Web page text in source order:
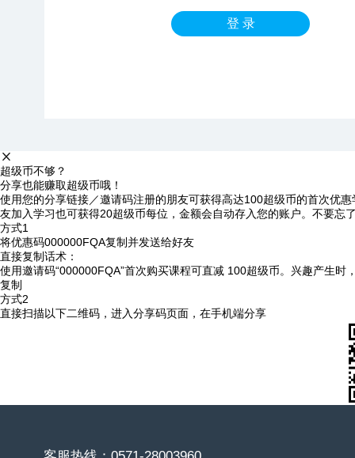
登 录
超级币不够？
分享也能赚取超级币哦！
使用您的分享链接／邀请码注册的朋友可获得高达100超级币的首次优
友加入学习也可获得20超级币每位，金额会自动存入您的账户。不要忘
方式1
将优惠码000000FQA复制并发送给好友
直接复制话术：
使用邀请码“000000FQA”首次购买课程可直减 100超级币。兴趣产生时
复制
方式2
直接扫描以下二维码，进入分享码页面，在手机端分享